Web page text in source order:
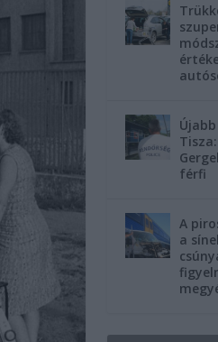
férfi
A
a